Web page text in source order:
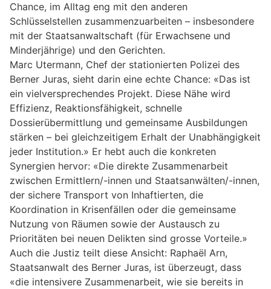
Chance, im Alltag eng mit den anderen
Schlüsselstellen zusammenzuarbeiten – insbesondere
mit der Staatsanwaltschaft (für Erwachsene und
Minderjährige) und den Gerichten.
Marc Utermann, Chef der stationierten Polizei des
Berner Juras, sieht darin eine echte Chance: «Das ist
ein vielversprechendes Projekt. Diese Nähe wird
Effizienz, Reaktionsfähigkeit, schnelle
Dossierübermittlung und gemeinsame Ausbildungen
stärken – bei gleichzeitigem Erhalt der Unabhängigkeit
jeder Institution.» Er hebt auch die konkreten
Synergien hervor: «Die direkte Zusammenarbeit
zwischen Ermittlern/-innen und Staatsanwälten/-innen,
der sichere Transport von Inhaftierten, die
Koordination in Krisenfällen oder die gemeinsame
Nutzung von Räumen sowie der Austausch zu
Prioritäten bei neuen Delikten sind grosse Vorteile.»
Auch die Justiz teilt diese Ansicht: Raphaël Arn,
Staatsanwalt des Berner Juras, ist überzeugt, dass
«die intensivere Zusammenarbeit, wie sie bereits in